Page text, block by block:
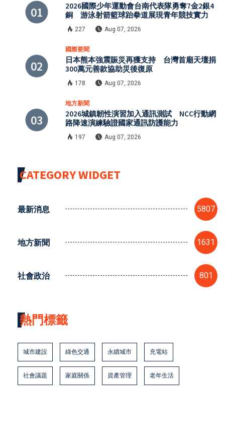
2026國際少年運動會台南代表隊勇奪7金2銀4
銅 游泳射箭籃球跆拳道展現青年競技實力
227 Aug 07, 2026
國際要聞
日本熊本強震賑災再獲支持 台灣首廟天壇捐
300萬元善款協助災後復原
178 Aug 07, 2026
地方新聞
2026城鎮韌性演習加入通訊測試 NCC行動網
路降速演練驗證國家通訊防護能力
197 Aug 07, 2026
CATEGORY WIDGET
最新消息 5807
地方新聞 1631
社會政治 801
熱門標籤
城市建設 綠色交通 永續城市 充電站
社會議題 家庭關係 資產管理 老年生活